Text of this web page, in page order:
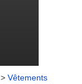
> Vêtements